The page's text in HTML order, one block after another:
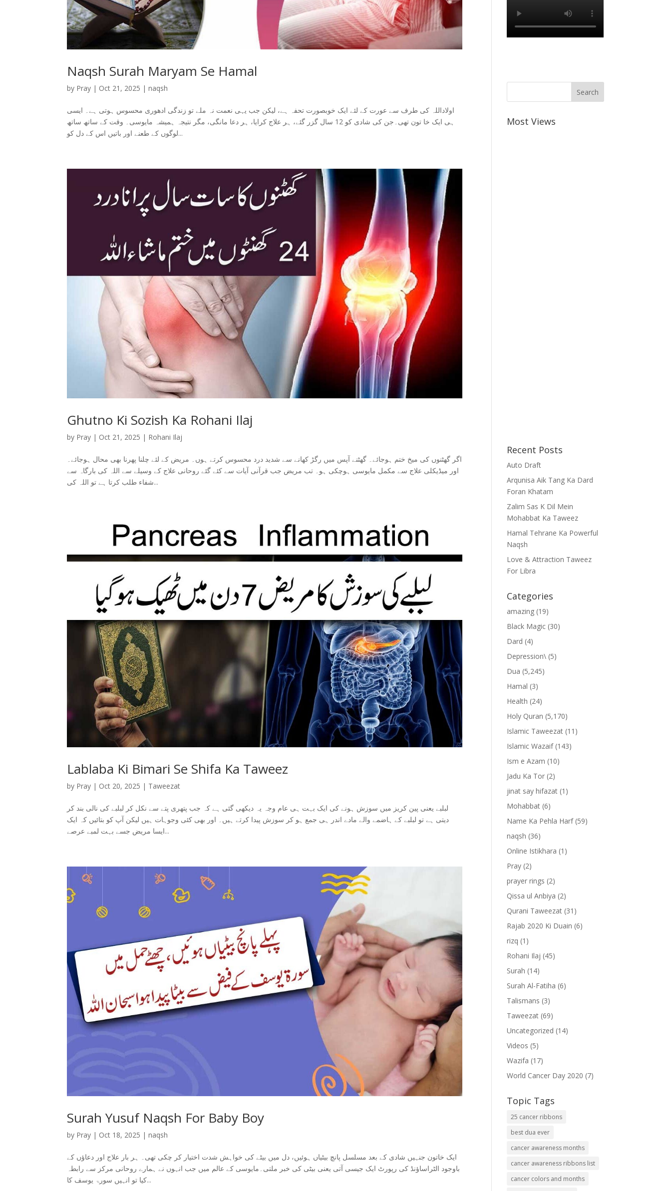
Naqsh Surah Maryam Se Hamal
by Pray | Oct 21, 2025 |naqsh
اولاداللہ کی طرف سے عورت کے لئے ایک خوبصورت تحفہ ہے، لیکن جب یہی نعمت نہ ملے تو زندگی ادھوری محسوس ہوتی ہے۔ ایسی
ہی ایک خا تون تھی۔جن کی شادی کو 12 سال گزر گئے، ہر علاج کرایا، ہر دعا مانگی، مگر نتیجہ ہمیشہ مایوسی۔ وقت کے ساتھ ساتھ
لوگوں کے طعنے اور باتیں اس کے دل کو...
Ghutno Ki Sozish Ka Rohani Ilaj
by Pray | Oct 21, 2025 | Rohani Ilaj
اگر گھٹنوں کی میخ ختم ہوجائے۔ گھٹنے آپس میں رگڑ کھانے سے شدید درد محسوس کرتے ہوں۔ مریض کے لئے چلنا پھرنا بھی محال ہوجائے۔
اور میڈیکلی علاج سے مکمل مایوسی ہوچکی ہو۔ تب مریض جب قرآنی آیات سے کئے گئے روحانی علاج کے وسیلے سے اللہ کی بارگاہ سے
شفاء طلب کرتا ہے تو اللہ کی...
Lablaba Ki Bimari Se Shifa Ka Taweez
by Pray | Oct 20, 2025 | Taweezat
لبلبے یعنی پین کریز میں سوزش ہونے کی ایک بہت ہی عام وجہ یہ دیکھی گئی ہے کہ جب پتھری پتے سے نکل کر لبلبے کی نالی بند کر
دیتی ہے تو لبلبے کے ہاضمے والے مادے اندر ہی جمع ہو کر سوزش پیدا کرتے ہیں۔ اور بھی کئی وجوہات ہیں لیکن آپ کو بتائیں کہ ایک
ایسا مریض جسے بہت لمبے عرصے...
Surah Yusuf Naqsh For Baby Boy
by Pray | Oct 18, 2025 |naqsh
ایک خاتون جنہیں شادی کے بعد مسلسل پانچ بیٹیاں ہوئیں، دل میں بیٹے کی خواہش شدت اختیار کر چکی تھی۔ ہر بار علاج اور دعاؤں کے
باوجود الٹراساؤنڈ کی رپورٹ ایک جیسی آتی یعنی بیٹی کی خبر ملتی۔مایوسی کے عالم میں جب انہوں نے ہمارے روحانی مرکز سے رابطہ
کیا تو انہیں سورۃ یوسف کا...
Most Views
Recent Posts
Auto Draft
Arqunisa Aik Tang Ka Dard
Foran Khatam
Zalim Sas K Dil Mein
Mohabbat Ka Taweez
Hamal Tehrane Ka Powerful
Naqsh
Love & Attraction Taweez
For Libra
Categories
amazing (19)
Black Magic (30)
Dard (4)
Depression\ (5)
Dua (5,245)
Hamal (3)
Health (24)
Holy Quran (5,170)
Islamic Taweezat (11)
Islamic Wazaif(143)
Ism e Azam (10)
Jadu Ka Tor (2)
jinat say hifazat (1)
Mohabbat (6)
Name Ka Pehla Harf(59)
naqsh (36)
Online Istikhara (1)
Pray (2)
prayer rings (2)
Qissa ul Anbiya (2)
Qurani Taweezat (31)
Rajab 2020 Ki Duain (6)
rizq (1)
Rohani Ilaj (45)
Surah (14)
Surah Al-Fatiha (6)
Talismans (3)
Taweezat (69)
Uncategorized (14)
Videos (5)
Wazifa (17)
World Cancer Day 2020 (7)
Topic Tags
25 cancer ribbons
best dua ever
cancer awareness months
cancer awareness ribbons list
cancer colors and months